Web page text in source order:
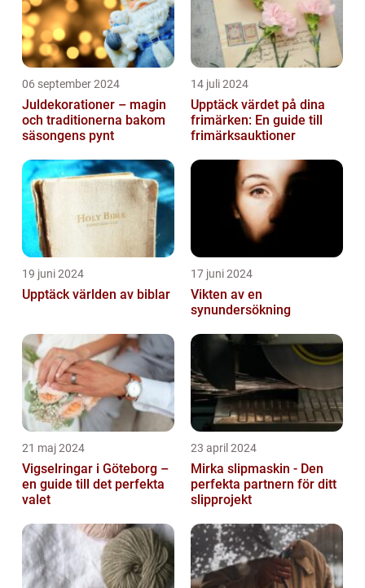
06 september 2024
Juldekorationer – magin
och traditionerna bakom
säsongens pynt
14 juli 2024
Upptäck värdet på dina
frimärken: En guide till
frimärksauktioner
19 juni 2024
Upptäck världen av biblar
17 juni 2024
Vikten av en
synundersökning
21 maj 2024
Vigselringar i Göteborg –
en guide till det perfekta
valet
23 april 2024
Mirka slipmaskin - Den
perfekta partnern för ditt
slipprojekt